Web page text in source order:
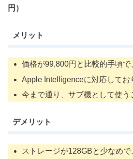
円）
メリット
価格が99,800円と比較的手頃で
Apple Intelligenceに対応してお
今まで通り、サブ機として使う
デメリット
ストレージが128GBと少なめ